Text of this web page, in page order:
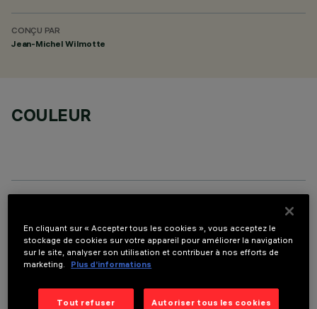
CONÇU PAR
Jean-Michel Wilmotte
COULEUR
En cliquant sur « Accepter tous les cookies », vous acceptez le
stockage de cookies sur votre appareil pour améliorer la navigation
sur le site, analyser son utilisation et contribuer à nos efforts de
marketing.
Plus d’informations
Tout refuser Autoriser tous les cookies